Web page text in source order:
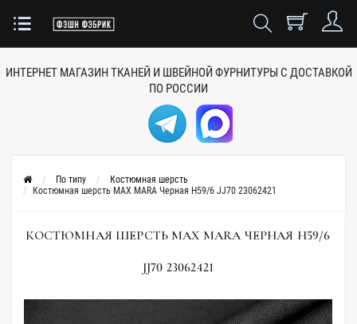
ИНТЕРНЕТ МАГАЗИН ТКАНЕЙ И ШВЕЙНОЙ ФУРНИТУРЫ С ДОСТАВКОЙ
ПО РОССИИ
По типу
Костюмная шерсть
Костюмная шерсть MAX MARA Черная H59/6 JJ70 23062421
КОСТЮМНАЯ ШЕРСТЬ MAX MARA ЧЕРНАЯ H59/6
JJ70 23062421